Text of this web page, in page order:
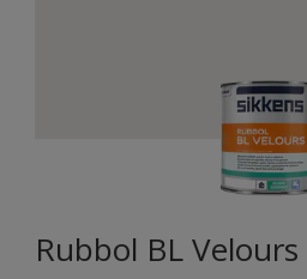
Rubbol BL Velours